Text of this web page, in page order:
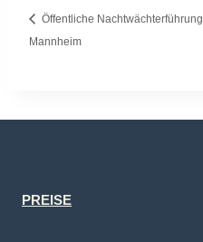
Öffentliche Nachtwächterführung
Mannheim
PREISE